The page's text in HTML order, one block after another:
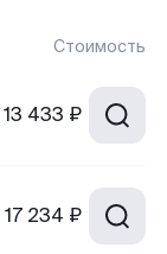
Стоимость
13 433 ₽
17 234 ₽